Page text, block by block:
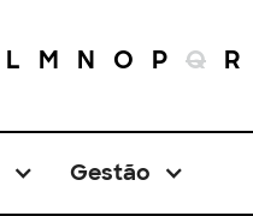
L M N O P Q R
Gestão